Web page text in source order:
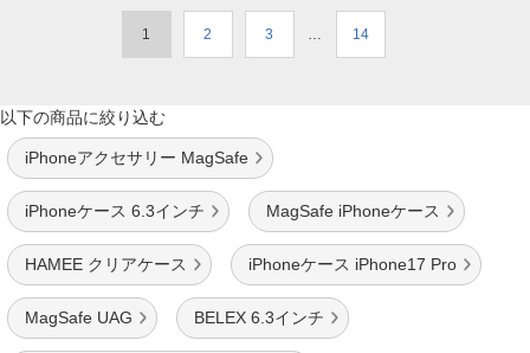
1 2 3 … 14
以下の商品に絞り込む
iPhoneアクセサリー MagSafe
iPhoneケース 6.3インチ MagSafe iPhoneケース
HAMEE クリアケース iPhoneケース iPhone17 Pro
MagSafe UAG BELEX 6.3インチ